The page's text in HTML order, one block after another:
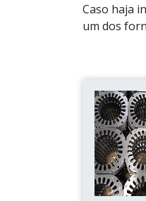
Caso haja
um dos